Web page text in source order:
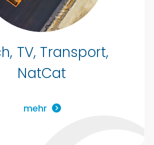
TV, Transport,
NatCat
mehr